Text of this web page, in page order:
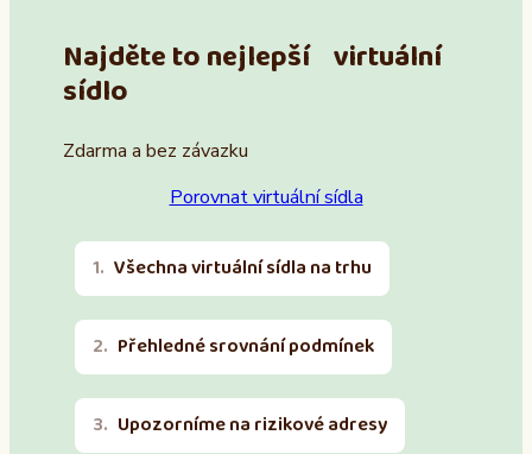
Najděte to nejlepší virtuální
sídlo
Zdarma a bez závazku
Porovnat virtuální sídla
Všechna virtuální sídla na trhu
Přehledné srovnání podmínek
Upozorníme na rizikové adresy